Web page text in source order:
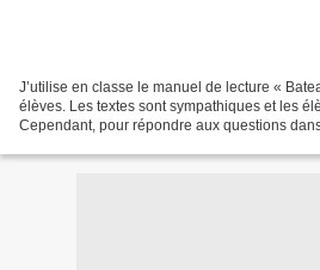
J’utilise en classe le manuel de lecture «
élèves. Les textes sont sympathiques et les
Cependant, pour répondre aux questions